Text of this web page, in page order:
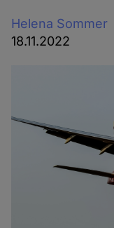
Helena Sommer
18.11.2022